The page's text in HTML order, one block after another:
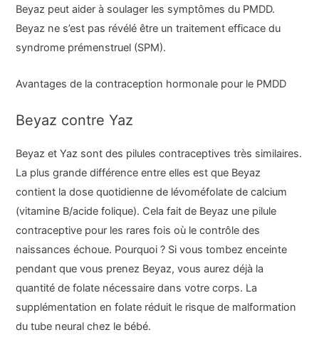
Beyaz peut aider à soulager les symptômes du PMDD.
Beyaz ne s’est pas révélé être un traitement efficace du
syndrome prémenstruel (SPM).
Avantages de la contraception hormonale pour le PMDD
Beyaz contre Yaz
Beyaz et Yaz sont des pilules contraceptives très similaires.
La plus grande différence entre elles est que Beyaz
contient la dose quotidienne de lévoméfolate de calcium
(vitamine B/acide folique). Cela fait de Beyaz une pilule
contraceptive pour les rares fois où le contrôle des
naissances échoue. Pourquoi ? Si vous tombez enceinte
pendant que vous prenez Beyaz, vous aurez déjà la
quantité de folate nécessaire dans votre corps. La
supplémentation en folate réduit le risque de malformation
du tube neural chez le bébé.